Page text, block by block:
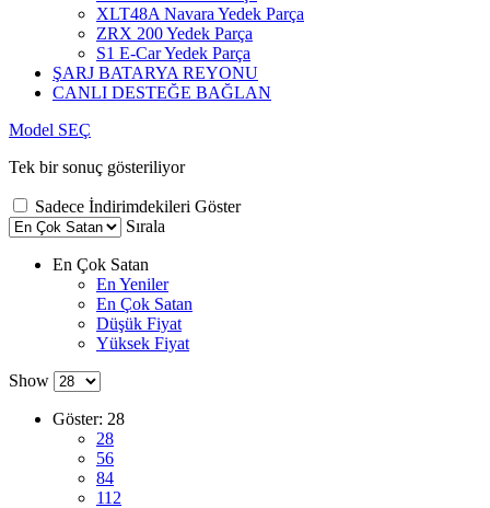
XLT48A Navara Yedek Parça
ZRX 200 Yedek Parça
S1 E-Car Yedek Parça
ŞARJ BATARYA REYONU
CANLI DESTEĞE BAĞLAN
Model SEÇ
Tek bir sonuç gösteriliyor
Sadece İndirimdekileri Göster
Sırala
En Çok Satan
En Yeniler
En Çok Satan
Düşük Fiyat
Yüksek Fiyat
Show
Göster: 28
28
56
84
112